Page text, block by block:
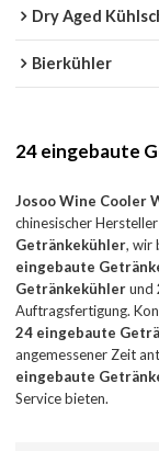
Dry Aged
Bierkühler
24 eingebaute
Josoo Wine Cooler
chinesischer
Getränkekühler, wir
eingebaute
Getränkekühlerund
Auftragsfertigung.
24 eingebaute
angemessener Zeit
eingebaute
Service bieten.